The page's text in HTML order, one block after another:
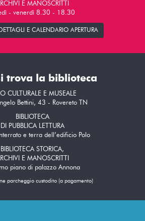
E MANOSCRITTI
- venerdì 8.30 - 18.30
E CALENDARIO APERTURA
trova la biblioteca
CULTURALE E MUSEALE
Bettini, 43 - Rovereto TN
BIBLIOTECA
DI PUBBLICA LETTURA
e terra dell’edificio Polo
BIBLIOTECA STORICA,
E MANOSCRITTI
piano di palazzo Annona
parcheggio custodito (a pagamento)